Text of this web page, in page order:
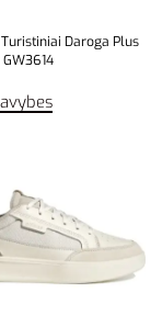
Daroga Plus